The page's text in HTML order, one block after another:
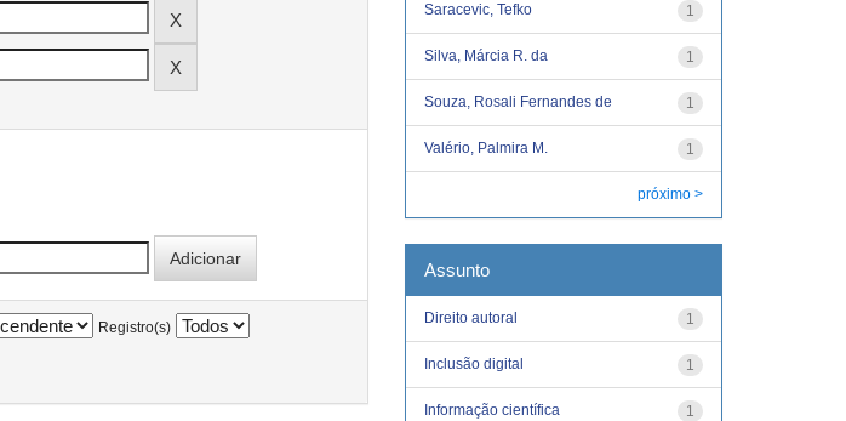
Registro(s)
1
Saracevic, Tefko
1
Silva, Márcia R. da
1
Souza, Rosali Fernandes de
1
Valério, Palmira M.
próximo >
Assunto
1
Direito autoral
1
Inclusão digital
1
Informação científica